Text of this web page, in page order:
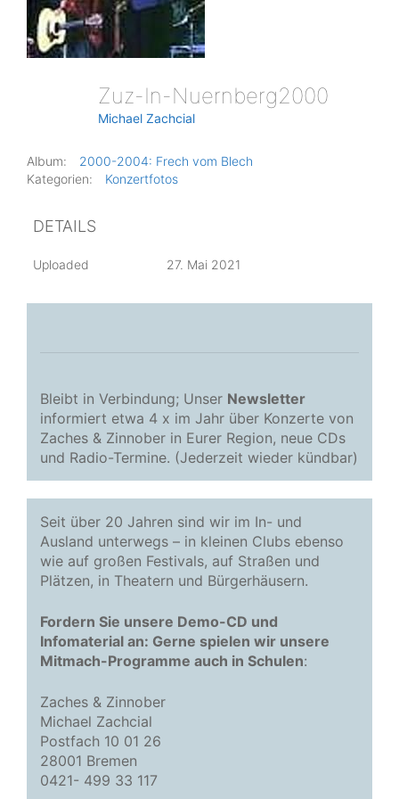
Zuz-In-Nuernberg2000
Michael Zachcial
Album:
2000-2004: Frech vom Blech
Kategorien:
Konzertfotos
DETAILS
Uploaded 27. Mai 2021
Bleibt in Verbindung; Unser Newsletter
informiert etwa 4 x im Jahr über Konzerte von
Zaches & Zinnober in Eurer Region, neue CDs
und Radio-Termine. (Jederzeit wieder kündbar)
Seit über 20 Jahren sind wir im In- und
Ausland unterwegs – in kleinen Clubs ebenso
wie auf großen Festivals, auf Straßen und
Plätzen, in Theatern und Bürgerhäusern.
Fordern Sie unsere Demo-CD und
Infomaterial an: Gerne spielen wir unsere
Mitmach-Programme auch in Schulen:
Zaches & Zinnober
Michael Zachcial
Postfach 10 01 26
28001 Bremen
0421- 499 33 117